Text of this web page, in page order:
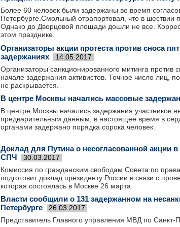
Более 60 человек были задержаны во время
Петербурге.Смольный отрапортовал, что в шествии
Однако до Дворцовой площади дошли не все.
этом празднике.
Организаторы акции протеста против сноса
задержаниях
14.05.2017
Организаторы санкционированного митинга против
начале задержания активистов. Точное число лиц,
не раскрывается.
В центре Москвы начались массовые
В центре Москвы начались задержания участников
предварительным данным, в настоящее время в
органами задержано порядка сорока человек.
Доклад для Путина о несогласованной акции
СПЧ
30.03.2017
Комиссия по гражданским свободам Совета по
подготовит доклад президенту России в связи с
которая состоялась в Москве 26 марта.
Власти сообщили о 131 задержанном на
Петербурге
26.03.2017
Представитель Главного управления МВД по Санкт-